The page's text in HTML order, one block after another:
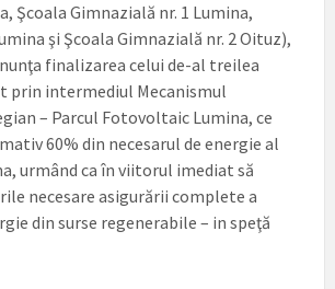
Şcoala Gimnazială nr. 1 Lumina,
şi Şcoala Gimnazială nr. 2 Oituz),
finalizarea celui de-al treilea
prin intermediul Mecanismul
– Parcul Fotovoltaic Lumina, ce
60% din necesarul de energie al
urmând ca în viitorul imediat să
necesare asigurării complete a
din surse regenerabile – in speţă